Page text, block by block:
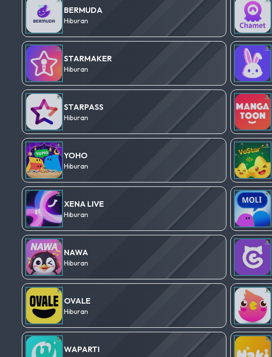
BERMUDA
Hiburan
STARMAKER
Hiburan
STARPASS
Hiburan
YOHO
Hiburan
XENA LIVE
Hiburan
NAWA
Hiburan
OVALE
Hiburan
WAPARTI